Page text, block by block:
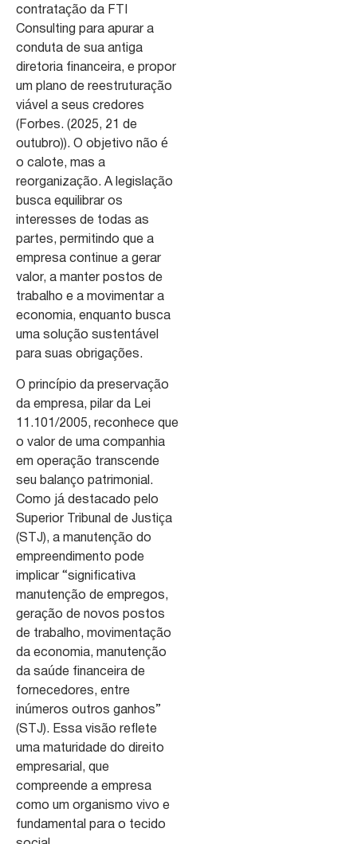
contratação da FTI
Consulting para apurar a
conduta de sua antiga
diretoria financeira, e propor
um plano de reestruturação
viável a seus credores
(Forbes. (2025, 21 de
outubro)). O objetivo não é
o calote, mas a
reorganização. A legislação
busca equilibrar os
interesses de todas as
partes, permitindo que a
empresa continue a gerar
valor, a manter postos de
trabalho e a movimentar a
economia, enquanto busca
uma solução sustentável
para suas obrigações.
O princípio da preservação
da empresa, pilar da Lei
11.101/2005, reconhece que
o valor de uma companhia
em operação transcende
seu balanço patrimonial.
Como já destacado pelo
Superior Tribunal de Justiça
(STJ), a manutenção do
empreendimento pode
implicar “significativa
manutenção de empregos,
geração de novos postos
de trabalho, movimentação
da economia, manutenção
da saúde financeira de
fornecedores, entre
inúmeros outros ganhos”
(STJ). Essa visão reflete
uma maturidade do direito
empresarial, que
compreende a empresa
como um organismo vivo e
fundamental para o tecido